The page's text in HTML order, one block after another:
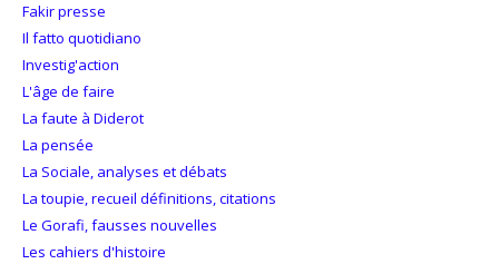
Fakir presse
Il fatto quotidiano
Investig'action
L'âge de faire
La faute à Diderot
La pensée
La Sociale, analyses et débats
La toupie, recueil définitions, citations
Le Gorafi, fausses nouvelles
Les cahiers d'histoire